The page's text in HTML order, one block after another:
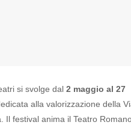
si svolge dal 2 maggio al 27
alla valorizzazione della
Il festival anima il Teatro